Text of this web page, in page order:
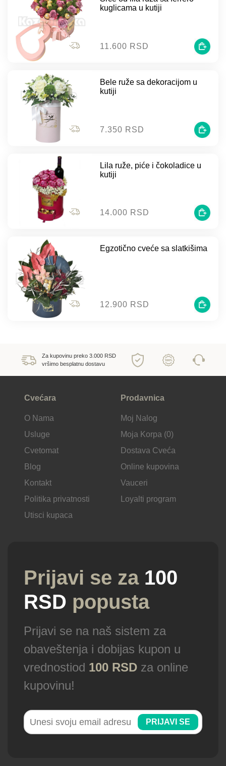
kuglicama u kutiji
11.600 RSD
Bele ruže sa dekoracijom u
kutiji
7.350 RSD
Lila ruže, piće i čokoladice u
kutiji
14.000 RSD
Egzotično cveće sa slatkišima
12.900 RSD
Za kupovinu preko 3.000 RSD
vršimo besplatnu dostavu
Cvećara
O Nama
Usluge
Cvetomat
Blog
Kontakt
Politika privatnosti
Utisci kupaca
Prodavnica
Moj Nalog
Moja Korpa (0)
Dostava Cveća
Online kupovina
Vauceri
Loyalti program
Prijavi se za 100
RSD popusta
Prijavi se na naš sistem za
obaveštenja i dobijas kupon u
vrednostiod 100 RSD za online
kupovinu!
PRIJAVI SE